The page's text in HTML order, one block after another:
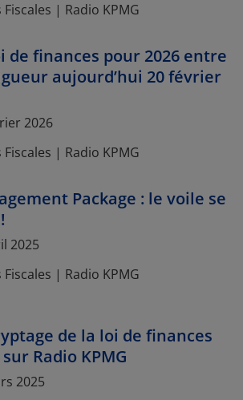
Fiscales | Radio KPMG
de finances pour 2026 entre
aujourd’hui 20 février
date
2026
Fiscales | Radio KPMG
Package : le voile se
date
2025
Fiscales | Radio KPMG
de la loi de finances
sur Radio KPMG
date
2025